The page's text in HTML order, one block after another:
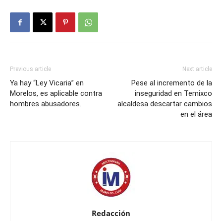
Previous article
Ya hay “Ley Vicaria” en
Morelos, es aplicable contra
hombres abusadores.
Next article
Pese al incremento de la
inseguridad en Temixco
alcaldesa descartar cambios
en el área
Redacción